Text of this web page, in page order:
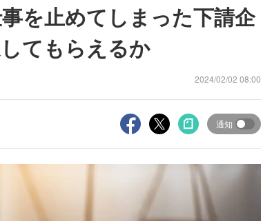
を止めてしまった下請企
てもらえるか
2024/02/02 08:00
通知